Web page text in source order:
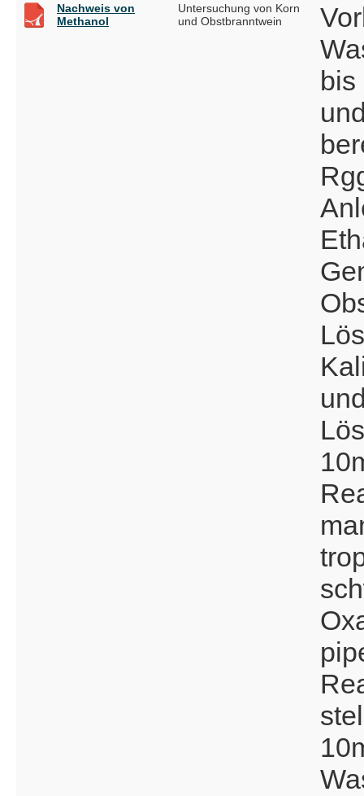
Nachweis von
Methanol
Untersuchung von Korn
und Obstbranntwein
bis